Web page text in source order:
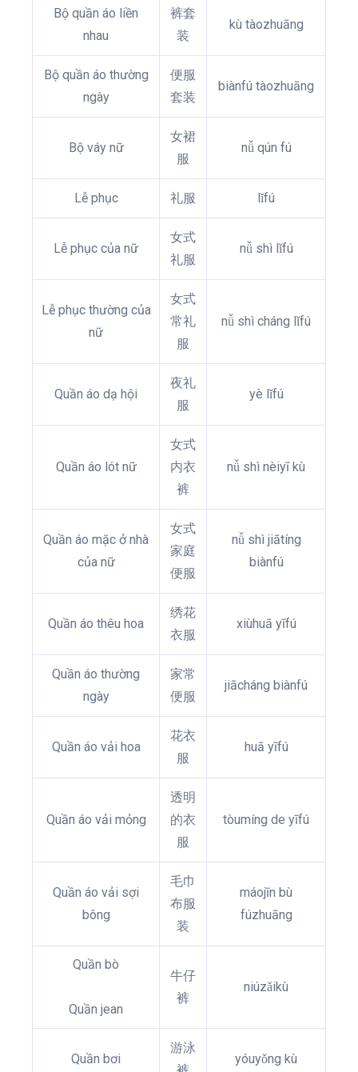
Bộ quần áo liền
nhau
裤套
装
kù tàozhuāng
Bộ quần áo thường
ngày
便服
套装
biànfú tàozhuāng
Bộ váy nữ
女裙
服
nǚ qún fú
Lễ phục 礼服 lǐfú
Lễ phục của nữ
女式
礼服
nǚ shì lǐfú
Lễ phục thường của
nữ
女式
常礼
服
nǚ shì cháng lǐfú
Quần áo dạ hội
夜礼
服
yè lǐfú
Quần áo lót nữ
女式
内衣
裤
nǚ shì nèiyī kù
Quần áo mặc ở nhà
của nữ
女式
家庭
便服
nǚ shì jiātíng
biànfú
Quần áo thêu hoa
绣花
衣服
xiùhuā yīfú
Quần áo thường
ngày
家常
便服
jiācháng biànfú
Quần áo vải hoa
花衣
服
huā yīfú
Quần áo vải mỏng
透明
的衣
服
tòumíng de yīfú
Quần áo vải sợi
bông
毛巾
布服
装
máojīn bù
fúzhuāng
Quần bò
Quần jean
牛仔
裤
niúzǎikù
Quần bơi
游泳
yóuyǒng kù